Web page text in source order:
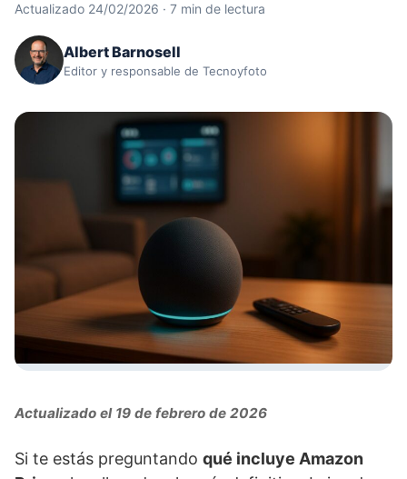
Actualizado 24/02/2026 · 7 min de lectura
Albert Barnosell
Editor y responsable de Tecnoyfoto
Actualizado el 19 de febrero de 2026
Si te estás preguntando qué incluye Amazon